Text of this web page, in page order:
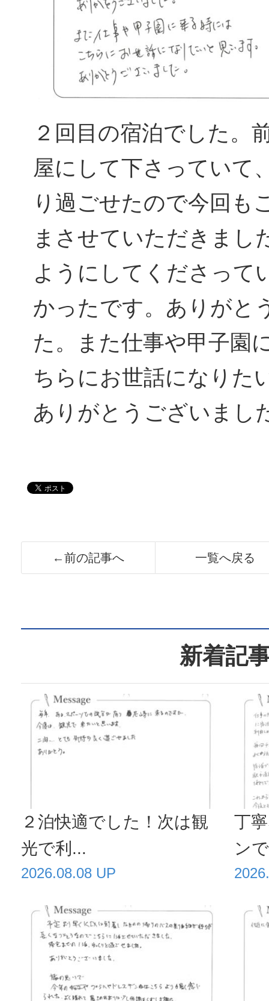
２回目の宿泊でした。
屋にして下さっていて
り過ごせたので今回も
まさせていただきまし
ようにしてくださって
かったです。ありがと
た。また仕事や甲子園
ちらにお世話になりた
ありがとうございまし
←前の記事へ 一覧へ戻る
新着記
２泊快適でした！次は観
光で利...
2026.08.08 UP
丁
ン